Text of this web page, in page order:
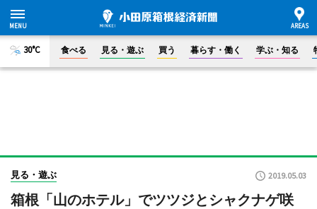
30°C 食べる 見る・遊ぶ 買う 暮らす・働く 学ぶ・知る
見る・遊ぶ 2019.05.03
箱根「山のホテル」でツツジとシャクナゲ咲